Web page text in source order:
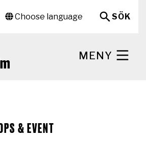
Choose language
SÖK
MENY
& EVENT